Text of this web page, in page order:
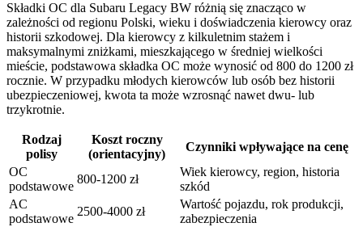
Składki OC dla Subaru Legacy BW różnią się znacząco w
zależności od regionu Polski, wieku i doświadczenia kierowcy oraz
historii szkodowej. Dla kierowcy z kilkuletnim stażem i
maksymalnymi zniżkami, mieszkającego w średniej wielkości
mieście, podstawowa składka OC może wynosić od 800 do 1200 zł
rocznie. W przypadku młodych kierowców lub osób bez historii
ubezpieczeniowej, kwota ta może wzrosnąć nawet dwu- lub
trzykrotnie.
Rodzaj
polisy
Koszt roczny
(orientacyjny)
Czynniki wpływające na cenę
OC
podstawowe
800-1200 zł
Wiek kierowcy, region, historia
szkód
AC
podstawowe
2500-4000 zł
Wartość pojazdu, rok produkcji,
zabezpieczenia